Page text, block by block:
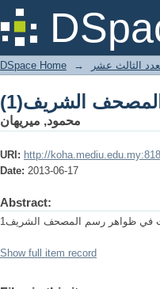
الشريف(1)
DSpace Home → الثالث عشر
الشريف(1)
محمود, ميريهان
URI: http://
Date: 2013-06-17
Abstract:
في ظواهر رسم المصحف الشريف1
Show full item record